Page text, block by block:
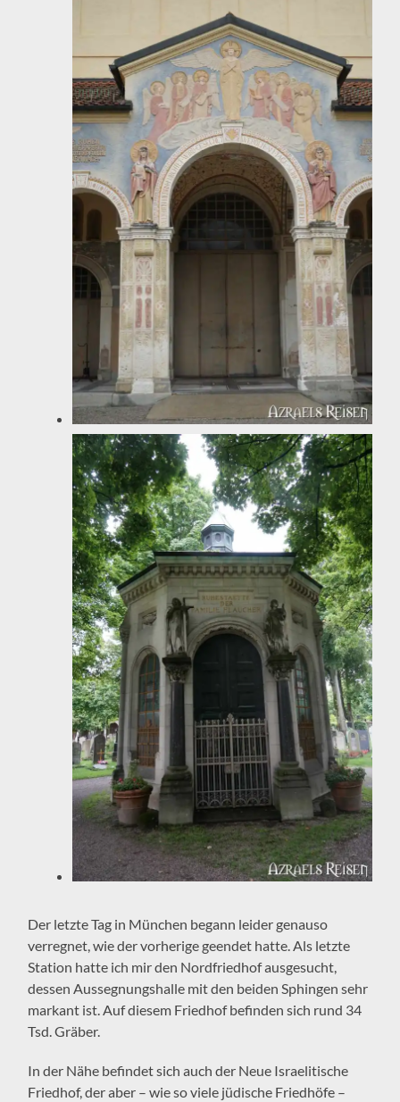
Der letzte Tag in München begann leider genauso
verregnet, wie der vorherige geendet hatte. Als letzte
Station hatte ich mir den Nordfriedhof ausgesucht,
dessen Aussegnungshalle mit den beiden Sphingen sehr
markant ist. Auf diesem Friedhof befinden sich rund 34
Tsd. Gräber.
In der Nähe befindet sich auch der Neue Israelitische
Friedhof, der aber – wie so viele jüdische Friedhöfe –